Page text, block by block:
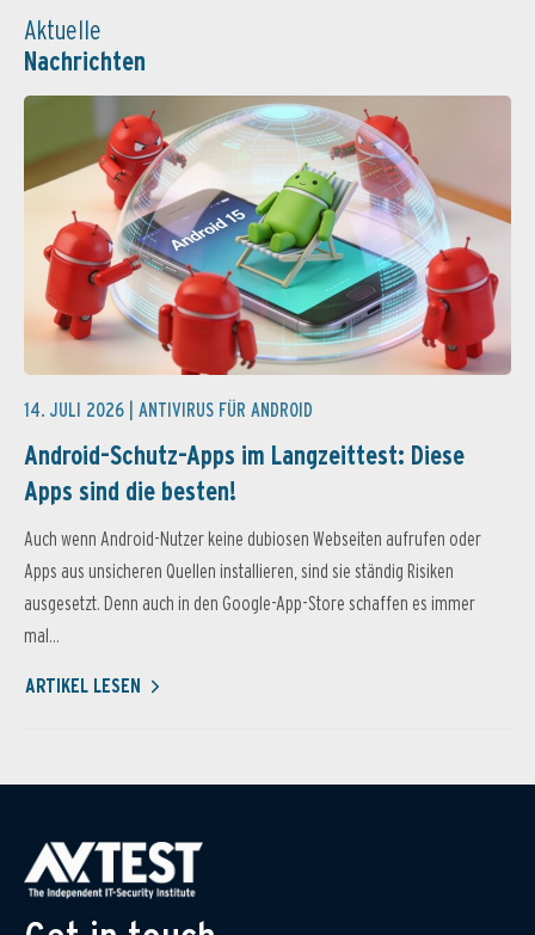
Aktuelle
Nachrichten
14. JULI 2026 | ANTIVIRUS FÜR ANDROID
Android-Schutz-Apps im Langzeittest: Diese
Apps sind die besten!
Auch wenn Android-Nutzer keine dubiosen Webseiten aufrufen oder
Apps aus unsicheren Quellen installieren, sind sie ständig Risiken
ausgesetzt. Denn auch in den Google-App-Store schaffen es immer
mal...
ARTIKEL LESEN